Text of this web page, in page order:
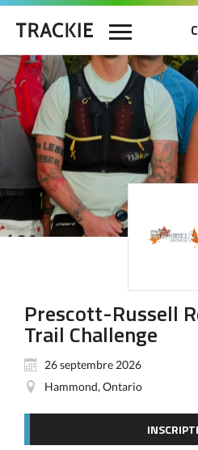
Prescott-Russell
Trail Challenge
26 septembre 2026
Hammond, Ontario